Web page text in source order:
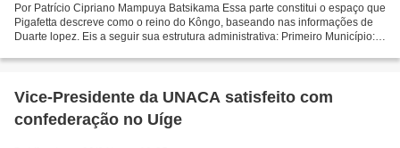
Por Patrício Cipriano Mampuya Batsikama Essa parte constitui o espaço que
Pigafetta descreve como o reino do Kôngo, baseando nas informações de
Duarte lopez. Eis a seguir sua estrutura administrativa: Primeiro Município:
Vice-Presidente da UNACA satisfeito com
confederação no Uíge